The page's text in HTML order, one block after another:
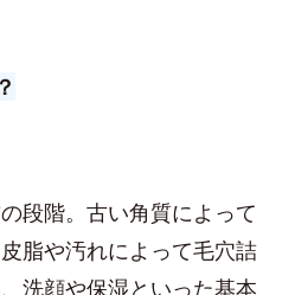
段階。古い角質によって
脂や汚れによって毛穴詰
洗顔や保湿といった基本